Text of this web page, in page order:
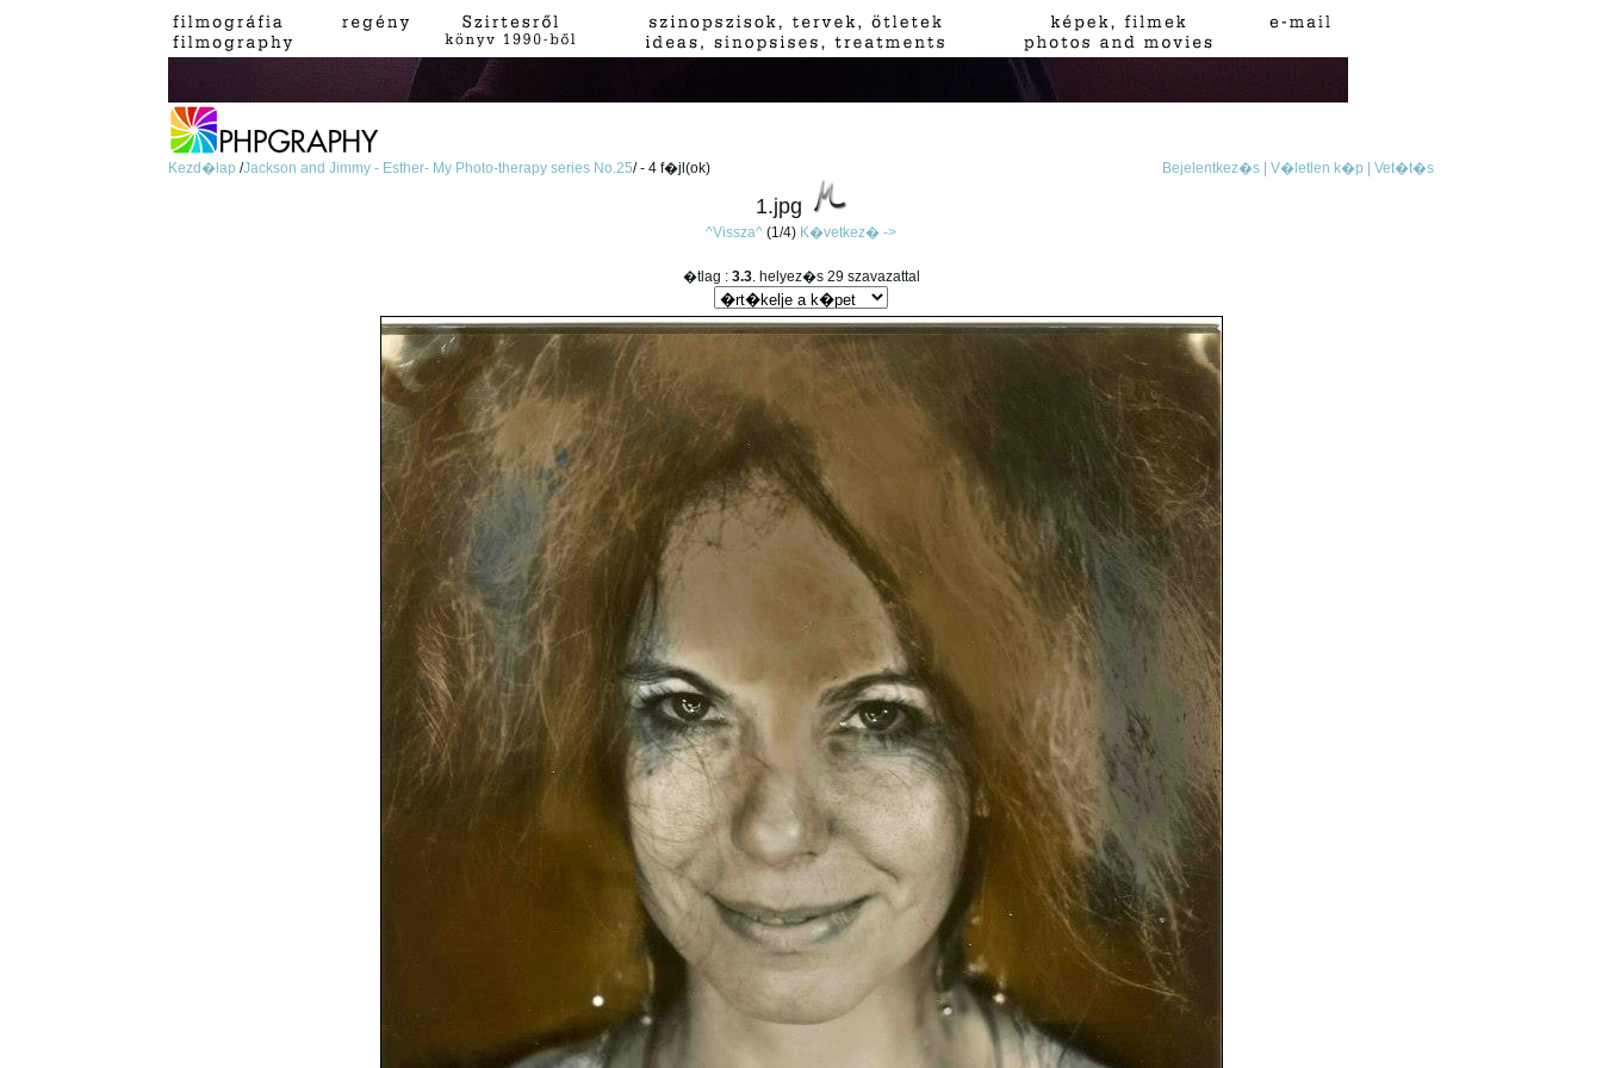
Kezd�lap /Jackson and Jimmy - Esther- My Photo-therapy series No.25/ - 4 f�jl(ok) Bejelentkez�s | V�letlen k�p | Vet�t�s
1.jpg
^Vissza^ (1/4) K�vetkez� ->
�tlag : 3.3. helyez�s 29 szavazattal